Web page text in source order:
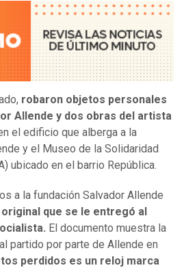
robaron objetos personales
Allende y dos obras del artista
el edificio que alberga a la
y el Museo de la Solidaridad
ubicado en el barrio República.
a la fundación Salvador Allende
que se le entregó al
El documento muestra la
partido por parte de Allende en
perdidos es un reloj marca